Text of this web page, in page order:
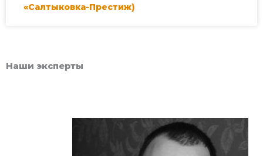
«Салтыковка-Престиж)
Наши эксперты